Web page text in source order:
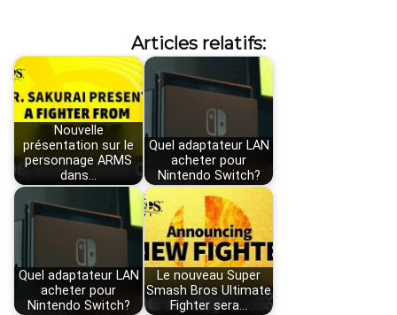
Articles relatifs:
Nouvelle
présentation sur le
personnage ARMS
dans…
Quel adaptateur LAN
acheter pour
Nintendo Switch?
Quel adaptateur LAN
acheter pour
Nintendo Switch?
Le nouveau Super
Smash Bros Ultimate
Fighter sera…